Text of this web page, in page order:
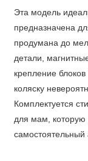
Эта модель
предназначена
продумана до
детали,
крепление
коляску
Комплектуется
для мам, которую
самостоятельный